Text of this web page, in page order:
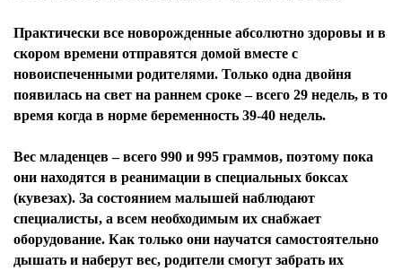
Практически все новорожденные абсолютно здоровы и в
скором времени отправятся домой вместе с
новоиспеченными родителями. Только одна двойня
появилась на свет на раннем сроке – всего 29 недель, в то
время когда в норме беременность 39-40 недель.
Вес младенцев – всего 990 и 995 граммов, поэтому пока
они находятся в реанимации в специальных боксах
(кувезах). За состоянием малышей наблюдают
специалисты, а всем необходимым их снабжает
оборудование. Как только они научатся самостоятельно
дышать и наберут вес, родители смогут забрать их